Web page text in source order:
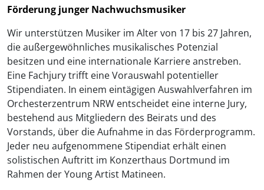
Förderung junger Nachwuchsmusiker
Wir unterstützen Musiker im Alter von 17 bis 27 Jahren,
die außergewöhnliches musikalisches Potenzial
besitzen und eine internationale Karriereanstreben.
Eine Fachjury trifft eineVorauswahl potentieller
Stipendiaten. In einem eintägigen Auswahlverfahren im
Orchesterzentrum NRW entscheidet eine interne Jury,
bestehend aus Mitgliedern des Beirats und des
Vorstands, über die Aufnahme in das Förderprogramm.
Jeder neu aufgenommene Stipendiat erhält einen
solistischen Auftritt im Konzerthaus Dortmund im
Rahmen der Young Artist Matineen.